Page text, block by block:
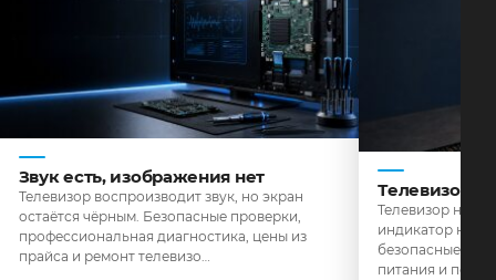
Звук есть, изображения нет
Телевизор воспроизводит звук, но экран
остаётся чёрным. Безопасные проверки,
профессиональная диагностика, цены из
прайса и ремонт телевизо…
Телевизор
Телевизор не
индикатор не
безопасные
питания и